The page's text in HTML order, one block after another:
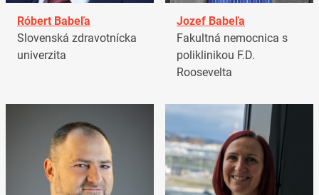
Róbert Babeľa
Slovenská zdravotnícka
univerzita
Jozef Babeľa
Fakultná nemocnica s
poliklinikou F.D.
Roosevelta